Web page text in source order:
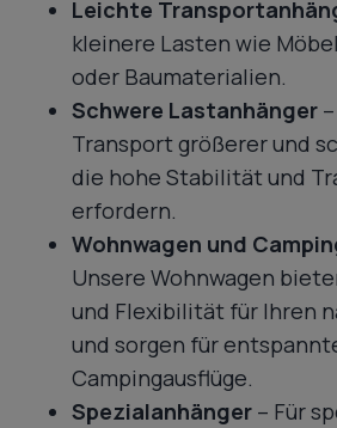
Leichte
kleinere Lasten wie
oder Baumaterialien.
Schwere Lastanhänger
Transport größerer und
die hohe Stabilität und
erfordern.
Wohnwagen und
Unsere Wohnwagen
und Flexibilität für Ihren
und sorgen für
Campingausflüge.
Spezialanhänger – Für